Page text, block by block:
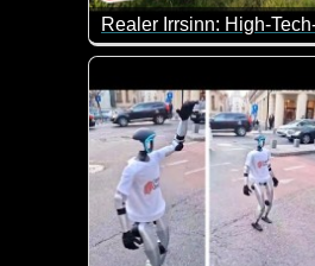
Ein Projekt das zeigt,